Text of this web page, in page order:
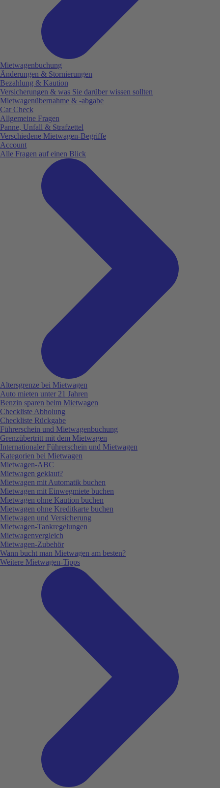
Mietwagenbuchung
Änderungen & Stornierungen
Bezahlung & Kaution
Versicherungen & was Sie darüber wissen sollten
Mietwagenübernahme & -abgabe
Car Check
Allgemeine Fragen
Panne, Unfall & Strafzettel
Verschiedene Mietwagen-Begriffe
Account
Alle Fragen auf einen Blick
Altersgrenze bei Mietwagen
Auto mieten unter 21 Jahren
Benzin sparen beim Mietwagen
Checkliste Abholung
Checkliste Rückgabe
Führerschein und Mietwagenbuchung
Grenzübertritt mit dem Mietwagen
Internationaler Führerschein und Mietwagen
Kategorien bei Mietwagen
Mietwagen-ABC
Mietwagen geklaut?
Mietwagen mit Automatik buchen
Mietwagen mit Einwegmiete buchen
Mietwagen ohne Kaution buchen
Mietwagen ohne Kreditkarte buchen
Mietwagen und Versicherung
Mietwagen-Tankregelungen
Mietwagenvergleich
Mietwagen-Zubehör
Wann bucht man Mietwagen am besten?
Weitere Mietwagen-Tipps